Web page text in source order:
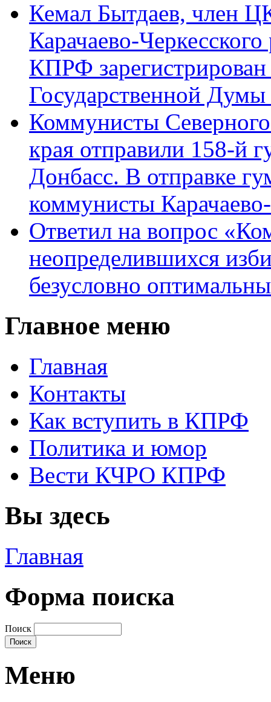
Кемал Бытдаев, член
Карачаево-
КПРФ
Государственной
Коммунисты Северного
края отправили 158-й
Донбасс. В отправке
коммунисты
Ответил на вопрос
неопределившихся
безусловно
Главное меню
Главная
Контакты
Как вступить в КПРФ
Политика и юмор
Вести КЧРО КПРФ
Вы здесь
Главная
Форма поиска
Поиск
Меню